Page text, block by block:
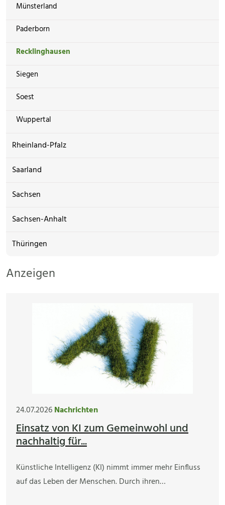
Münsterland
Paderborn
Recklinghausen
Siegen
Soest
Wuppertal
Rheinland-Pfalz
Saarland
Sachsen
Sachsen-Anhalt
Thüringen
Anzeigen
24.07.2026Nachrichten
Einsatz von KI zum Gemeinwohl und
nachhaltig für...
Künstliche Intelligenz (KI) nimmt immer mehr Einfluss
auf das Leben der Menschen. Durch ihren…